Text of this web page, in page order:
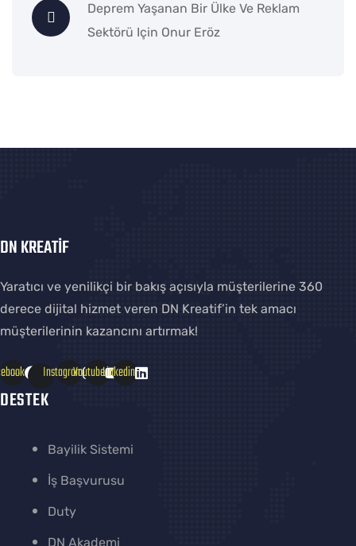
Deprem Yaşanan Bir Ülke Ve Reklam
Sektörü Için Onur Eröz
DN KREATİF
Yaratıcı ve yenilikçi bir bakış açısıyla müşterilerine 360
derece dijital hizmet veren DN Kreatif’in tek amacı
müşterilerinin kazancını artırmak!
InstagramYoutubeLinkedin
DESTEK
Bayilik Sistemi
İş Başvurusu
Duty
DN Akademi